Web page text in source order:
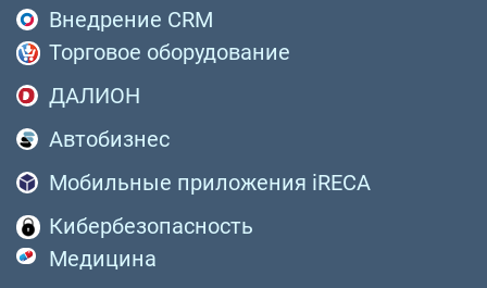
Внедрение CRM
Торговое оборудование
ДАЛИОН
Автобизнес
Мобильные приложения iRECA
Кибербезопасность
Медицина